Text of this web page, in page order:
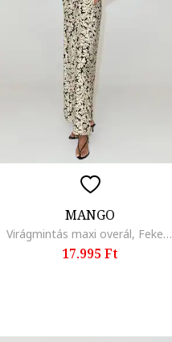
MANGO
Virágmintás maxi overál, Fekete/Krémszín
17.995 Ft